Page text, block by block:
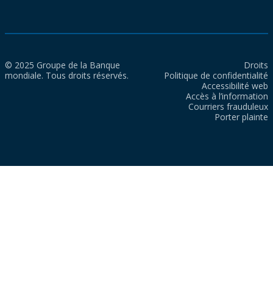
© 2025 Groupe de la Banque
mondiale. Tous droits réservés.
Droits
Politique de confidentialité
Accessibilité web
Accès à l’information
Courriers frauduleux
Porter plainte